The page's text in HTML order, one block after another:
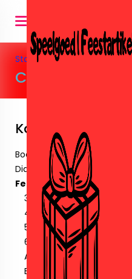
Startseite» Feestartikelen »
Clown
Kategorien
Boeken
Diamant paintingen.
Feestartikelen
30 Jaar
40 jaar
50 jaar
60 jaar
Amika
Ballonnen